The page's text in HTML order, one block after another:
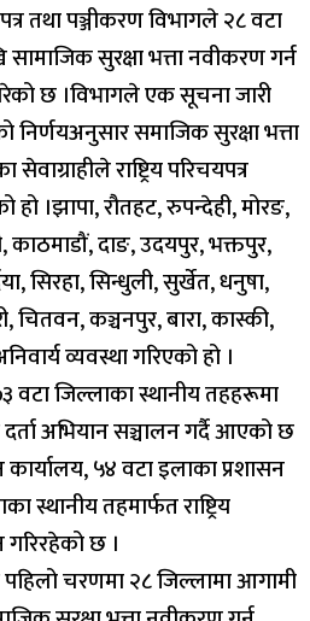
तथा पञ्जीकरण विभागले २८ वटा
सुरक्षा भत्ता नवीकरण गर्न
गरेको छ ।विभागले एक सूचना जारी
निर्णयअनुसार समाजिक सुरक्षा भत्ता
राष्ट्रिय परिचयपत्र
हो ।झापा, रौतहट, रुपन्देही, मोरङ,
दाङ, उदयपुर, भक्तपुर,
सिरहा, सिन्धुली, सुर्खेत, धनुषा,
चितवन, कञ्चनपुर, बारा, कास्की,
व्यवस्था गरिएको हो ।
वटा जिल्लाका स्थानीय तहहरूमा
दर्ता अभियान सञ्चालन गर्दै आएको छ
५४ वटा इलाका प्रशासन
स्थानीय तहमार्फत राष्ट्रिय
छ ।
पहिलो चरणमा २८ जिल्लामा आगामी